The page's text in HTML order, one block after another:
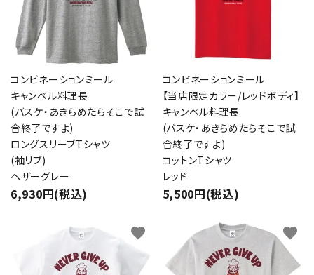
コンビネーションミール
キャンベル料理長
(バスケ・あきらめたらそこで試
合終了ですよ)
ロングスリーブTシャツ
(袖リブ)
ヘザーグレー
6,930円(税込)
コンビネーションミール
【当店限定カラー/レッドボディ】
キャンベル料理長
(バスケ・あきらめたらそこで試
合終了ですよ)
コットンTシャツ
レッド
5,500円(税込)
favorite favorite
キーワード